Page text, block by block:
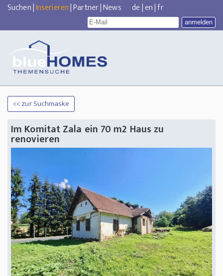
Suchen|Inserieren|Partner|News de|en|fr
<< zur Suchmaske
Im Komitat Zala ein 70 m2 Haus zu
renovieren